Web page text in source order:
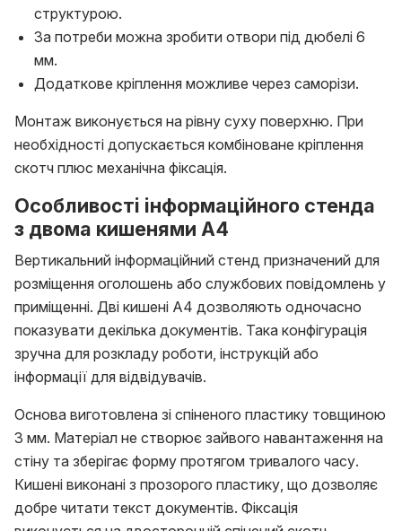
структурою.
За потреби можна зробити отвори під дюбелі 6
мм.
Додаткове кріплення можливе через саморізи.
Монтаж виконується на рівну суху поверхню. При
необхідності допускається комбіноване кріплення
скотч плюс механічна фіксація.
Особливості інформаційного стенда
з двома кишенями А4
Вертикальний інформаційний стенд призначений для
розміщення оголошень або службових повідомлень у
приміщенні. Дві кишені А4 дозволяють одночасно
показувати декілька документів. Така конфігурація
зручна для розкладу роботи, інструкцій або
інформації для відвідувачів.
Основа виготовлена зі спіненого пластику товщиною
3 мм. Матеріал не створює зайвого навантаження на
стіну та зберігає форму протягом тривалого часу.
Кишені виконані з прозорого пластику, що дозволяє
добре читати текст документів. Фіксація